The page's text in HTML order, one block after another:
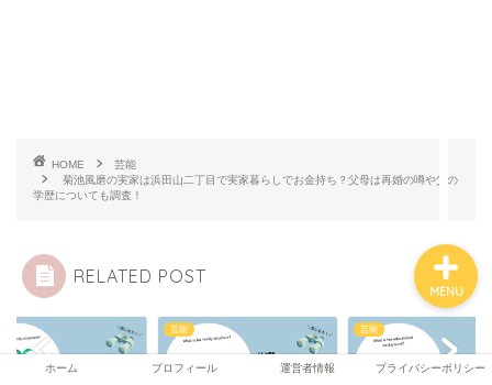
HOME
芸能
菊池風磨の実家は浜田山二丁目で実家暮らしでお金持ち？父母は再婚の噂や父の
学歴についても調査！
RELATED POST
芸能 芸能
ホーム プロフィール 運営者情報 プライバシーポリシー
MENU